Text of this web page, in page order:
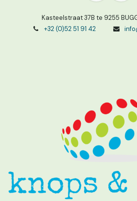
Kasteelstraat 37B te 9255
+32 (0)52 51 91 42